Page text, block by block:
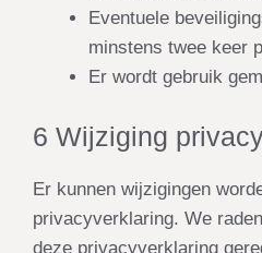
Eventuele
minstens twee keer
Er wordt gebruik
6 Wijziging
Er kunnen wijzigingen
privacyverklaring. We
deze privacyverklaring